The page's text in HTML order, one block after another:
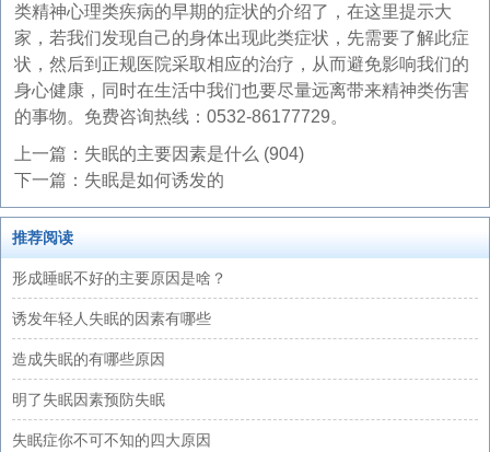
类精神心理类疾病的早期的症状的介绍了，在这里提示大
家，若我们发现自己的身体出现此类症状，先需要了解此症
状，然后到正规医院采取相应的治疗，从而避免影响我们的
身心健康，同时在生活中我们也要尽量远离带来精神类伤害
的事物。免费咨询热线：0532-86177729。
上一篇： 失眠的主要因素是什么 (904)
下一篇： 失眠是如何诱发的
推荐阅读
形成睡眠不好的主要原因是啥？
诱发年轻人失眠的因素有哪些
造成失眠的有哪些原因
明了失眠因素预防失眠
失眠症你不可不知的四大原因